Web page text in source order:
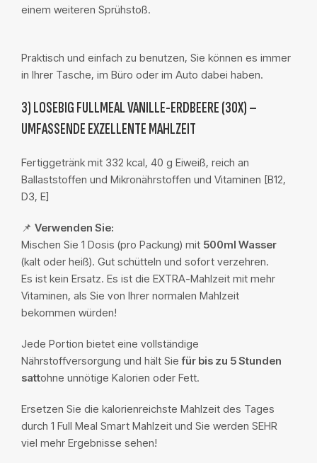
einem weiteren Sprühstoß.
Praktisch und einfach zu benutzen, Sie können es immer
in Ihrer Tasche, im Büro oder im Auto dabei haben.
3) LOSEBIG FULLMEAL VANILLE-ERDBEERE (30X) –
UMFASSENDE EXZELLENTE MAHLZEIT
Fertiggetränk mit 332 kcal, 40 g Eiweiß, reich an
Ballaststoffen und Mikronährstoffen und Vitaminen [B12,
D3, E]
📌 Verwenden Sie:
Mischen Sie 1 Dosis (pro Packung) mit 500ml Wasser
(kalt oder heiß). Gut schütteln und sofort verzehren.
Es ist kein Ersatz. Es ist die EXTRA-Mahlzeit mit mehr
Vitaminen, als Sie von Ihrer normalen Mahlzeit
bekommen würden!
Jede Portion bietet eine vollständige
Nährstoffversorgung und hält Siefür bis zu 5 Stunden
sattohne unnötige Kalorien oder Fett.
Ersetzen Sie die kalorienreichste Mahlzeit des Tages
durch 1 Full Meal Smart Mahlzeit und Sie werden SEHR
viel mehr Ergebnisse sehen!